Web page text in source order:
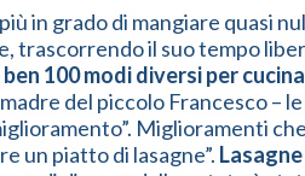
in grado di mangiare quasi
trascorrendo il suo tempo
100 modi diversi per
del piccolo Francesco –
Miglioramenti
un piatto di lasagne”.